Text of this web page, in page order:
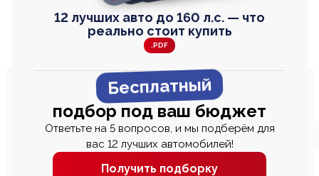
12 лучших авто до 160 л.с. — что
реально стоит купить
.PDF
Бесплатный
подбор под ваш бюджет
Ответьте на 5 вопросов, и мы подберём для
вас 12 лучших автомобилей!
Получить подборку